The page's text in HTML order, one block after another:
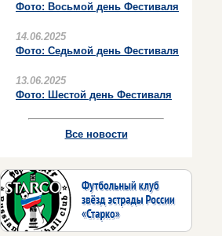
Фото: Восьмой день Фестиваля
14.06.2025
Фото: Седьмой день Фестиваля
13.06.2025
Фото: Шестой день Фестиваля
Все новости